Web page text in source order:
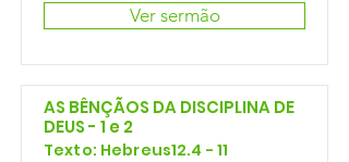
Ver sermão
AS BÊNÇÃOS DA DISCIPLINA DE
DEUS - 1 e 2
Texto: Hebreus12.4 - 11